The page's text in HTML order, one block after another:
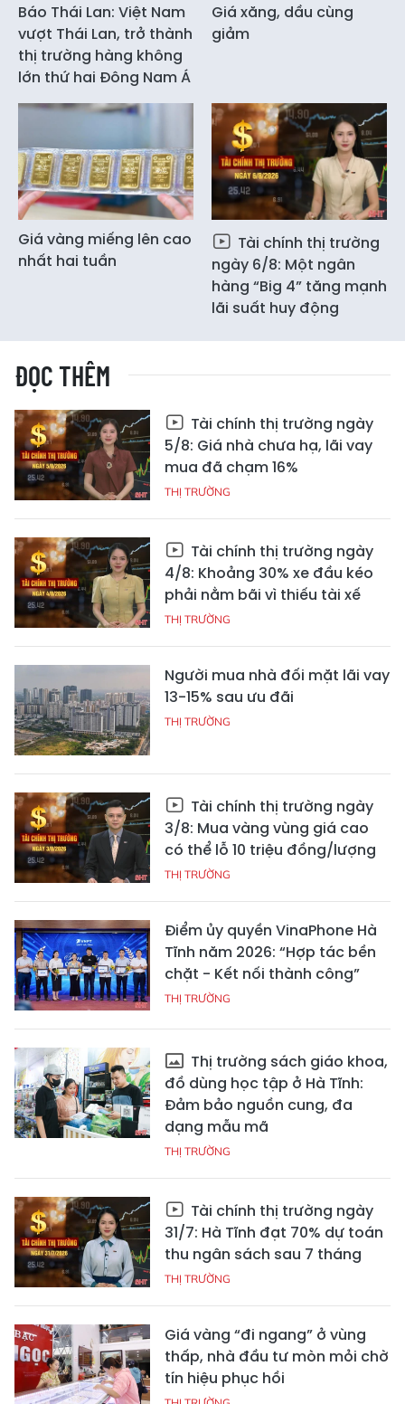
Báo Thái Lan: Việt Nam
vượt Thái Lan, trở thành
thị trường hàng không
lớn thứ hai Đông Nam Á
Giá xăng, dầu cùng
giảm
Giá vàng miếng lên cao
nhất hai tuần
Tài chính thị trường
ngày 6/8: Một ngân
hàng “Big 4” tăng mạnh
lãi suất huy động
ĐỌC THÊM
Tài chính thị trường ngày
5/8: Giá nhà chưa hạ, lãi vay
mua đã chạm 16%
THỊ TRƯỜNG
Tài chính thị trường ngày
4/8: Khoảng 30% xe đầu kéo
phải nằm bãi vì thiếu tài xế
THỊ TRƯỜNG
Người mua nhà đối mặt lãi vay
13-15% sau ưu đãi
THỊ TRƯỜNG
Tài chính thị trường ngày
3/8: Mua vàng vùng giá cao
có thể lỗ 10 triệu đồng/lượng
THỊ TRƯỜNG
Điểm ủy quyền VinaPhone Hà
Tĩnh năm 2026: “Hợp tác bền
chặt - Kết nối thành công”
THỊ TRƯỜNG
Thị trường sách giáo khoa,
đồ dùng học tập ở Hà Tĩnh:
Đảm bảo nguồn cung, đa
dạng mẫu mã
THỊ TRƯỜNG
Tài chính thị trường ngày
31/7: Hà Tĩnh đạt 70% dự toán
thu ngân sách sau 7 tháng
THỊ TRƯỜNG
Giá vàng “đi ngang” ở vùng
thấp, nhà đầu tư mòn mỏi chờ
tín hiệu phục hồi